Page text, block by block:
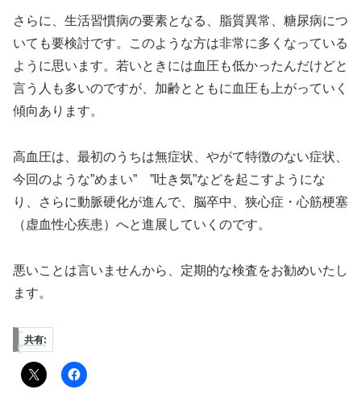
さらに、生活習慣病の要素となる、脂質異常、糖尿病につ
いても要検討です。このような方は非常に多くなっている
ように思います。若いときには血圧も低かったんだけどと
言う人も多いのですが、加齢とともに血圧も上がっていく
傾向あります。
高血圧は、最初のうちは無症状、やがて特徴のない症状、
今回のような”めまい” ”吐き気”などを起こすようにな
り、さらに動脈硬化が進んで、脳卒中、狭心症・心筋梗塞
（虚血性心疾患）へと進展していくのです。
悪いことは言いませんから、定期的な検査をお勧めいたし
ます。
共有: